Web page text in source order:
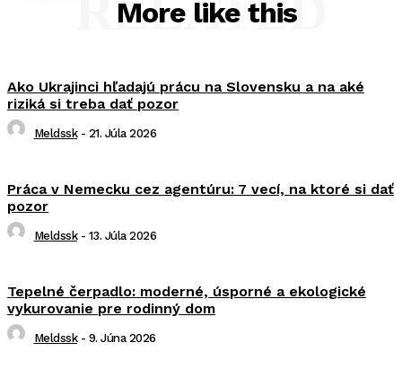
More like this
Ako Ukrajinci hľadajú prácu na Slovensku a na aké
riziká si treba dať pozor
Meldssk - 21. Júla 2026
Práca v Nemecku cez agentúru: 7 vecí, na ktoré si dať
pozor
Meldssk - 13. Júla 2026
Tepelné čerpadlo: moderné, úsporné a ekologické
vykurovanie pre rodinný dom
Meldssk - 9. Júna 2026